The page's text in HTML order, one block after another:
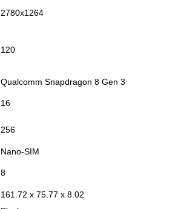
2780х1264
120
Qualcomm Snapdragon 8 Gen 3
16
256
Nano-SIM
8
161.72 х 75.77 х 8.02